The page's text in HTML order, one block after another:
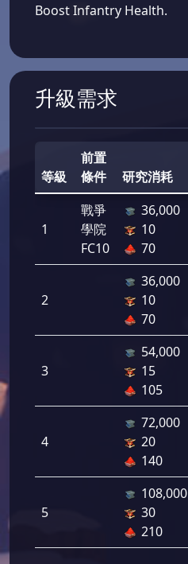
Boost Infantry Health.
升級需求
等級
前置
條件
研究消耗
1
戰爭
學院
FC10
36,000
10
70
2
36,000
10
70
3
54,000
15
105
4
72,000
20
140
5
108,000
30
210